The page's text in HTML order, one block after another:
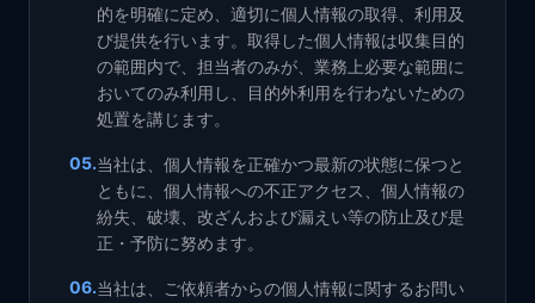
的を明確に定め、適切に個人情報の取得、利用及
び提供を行います。取得した個人情報は収集目的
の範囲内で、担当者のみが、業務上必要な範囲に
おいてのみ利用し、目的外利用を行わないための
処置を講じます。
05.当社は、個人情報を正確かつ最新の状態に保つと
ともに、個人情報への不正アクセス、個人情報の
紛失、破壊、改ざんおよび漏えい等の防止及び是
正・予防に努めます。
06.当社は、ご依頼者からの個人情報に関するお問い